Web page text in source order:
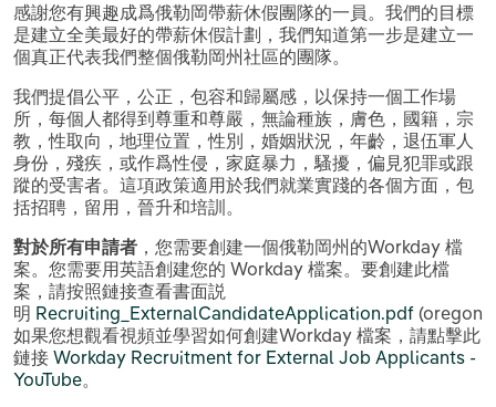
感謝您有興趣成爲俄勒岡帶薪休假團隊的一員。我們的目標
是建立全美最好的帶薪休假計劃，我們知道第一步是建立一
個真正代表我們整個俄勒岡州社區的團隊。
我們提倡公平，公正，包容和歸屬感，以保持一個工作場
所，每個人都得到尊重和尊嚴，無論種族，膚色，國籍，宗
教，性取向，地理位置，性別，婚姻狀況，年齡，退伍軍人
身份，殘疾，或作爲性侵，家庭暴力，騷擾，偏見犯罪或跟
蹤的受害者。這項政策適用於我們就業實踐的各個方面，包
括招聘，留用，晉升和培訓。
對於所有申請者 ，您需要創建一個俄勒岡州的Workday 檔
案。您需要用英語創建您的 Workday 檔案。要創建此檔
案，請按照鏈接查看書面説
明 Recruiting_ExternalCandidateApplication.pdf
如果您想觀看視頻並學習如何創建Workday 檔案，請點擊此
鏈接 Workday Recruitment for External Job Applicants -
YouTube。